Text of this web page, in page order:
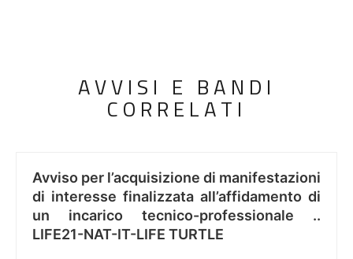
AVVISI E BANDI
CORRELATI
Avviso per l’acquisizione di manifestazioni
di interesse finalizzata all’affidamento di
un incarico tecnico-professionale ..
LIFE21-NAT-IT-LIFE TURTLE